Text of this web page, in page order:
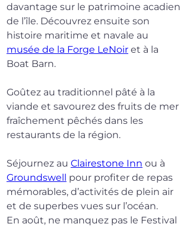
davantage sur le patrimoine acadien
de l’île. Découvrez ensuite son
histoire maritime et navale au
musée de la Forge LeNoir et à la
Boat Barn.
Goûtez au traditionnel pâté à la
viande et savourez des fruits de mer
fraîchement pêchés dans les
restaurants de la région.
Séjournez au Clairestone Inn ou à
Groundswell pour profiter de repas
mémorables, d’activités de plein air
et de superbes vues sur l’océan.
En août, ne manquez pas le Festival